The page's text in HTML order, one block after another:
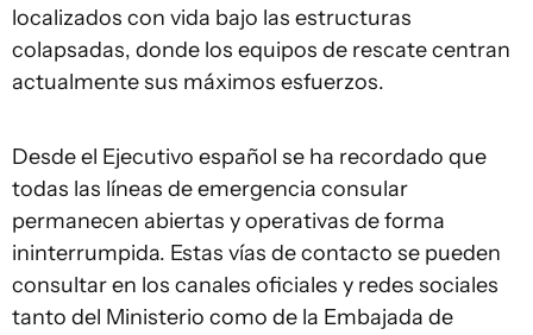
localizados con vida bajo las estructuras
colapsadas, donde los equipos de rescate centran
actualmente sus máximos esfuerzos.
Desde el Ejecutivo español se ha recordado que
todas las líneas de emergencia consular
permanecen abiertas y operativas de forma
ininterrumpida. Estas vías de contacto se pueden
consultar en los canales oficiales y redes sociales
tanto del Ministerio como de la Embajada de